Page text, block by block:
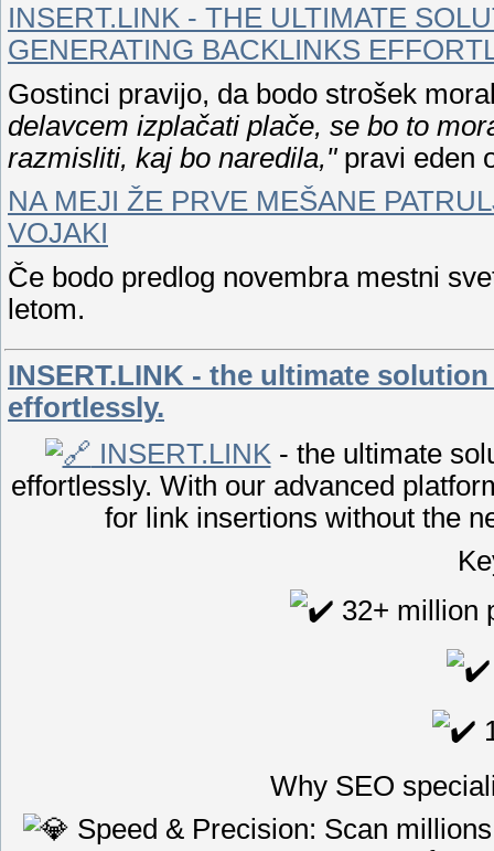
INSERT.LINK - THE ULTIMATE
GENERATING BACKLINKS
Gostinci pravijo, da bodo strošek
delavcem izplačati plače, se bo to
razmisliti, kaj bo naredila,"pravi eden
NA MEJI ŽE PRVE MEŠANE
VOJAKI
Če bodo predlog novembra mestni
letom.
INSERT.LINK - the ultimate
effortlessly.
INSERT.LINK - the ultimate
effortlessly. With our advanced
for link insertions without the
32+ million
Why SEO
Speed & Precision: Scan